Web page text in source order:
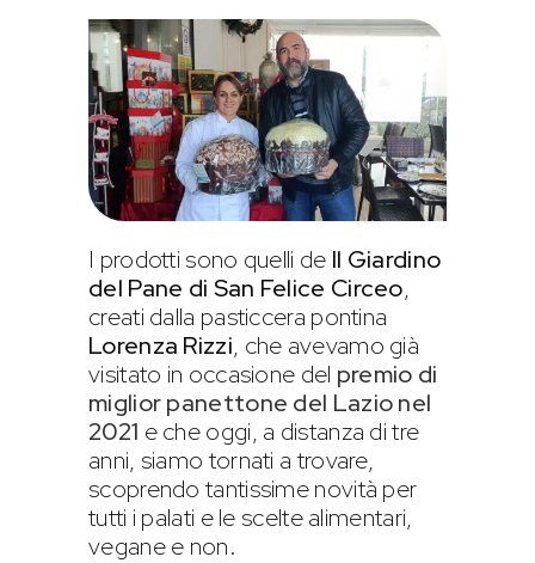
I prodotti sono quelli de Il Giardino
del Pane di San Felice Circeo,
creati dalla pasticcera pontina
Lorenza Rizzi, che avevamo già
visitato in occasione del premio di
miglior panettone del Lazio nel
2021 e che oggi, a distanza di tre
anni, siamo tornati a trovare,
scoprendo tantissime novità per
tutti i palati e le scelte alimentari,
vegane e non.